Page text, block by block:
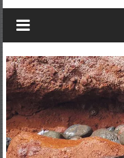
Wochenblatt
die
der
Kanarischen
Inseln